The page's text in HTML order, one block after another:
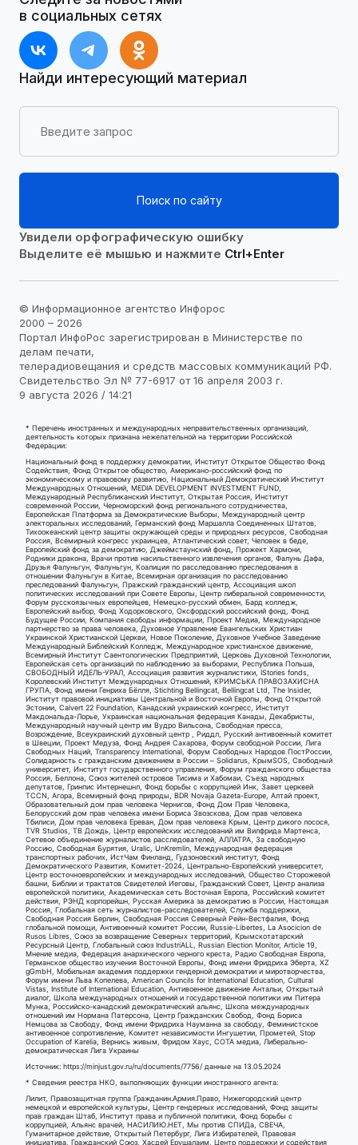
в социальных сетях
Найди интересующий материал
Поиск по сайту
Увидели орфографическую ошибку
Выделите её мышью и нажмите Ctrl+Enter
© Информационное агентство Инфорос
2000 – 2026
Портал ИнфоРос зарегистрирован в Министерстве по
делам печати,
телерадиовещания и средств массовых коммуникаций РФ.
Свидетельство Эл № 77-6917 от 16 апреля 2003 г.
9 августа 2026 / 14:21